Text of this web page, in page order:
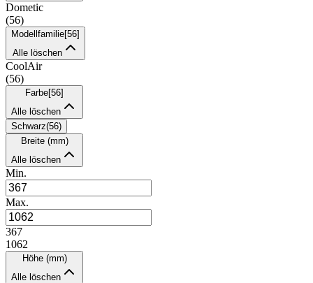
Dometic
(56)
Modellfamilie[56]
Alle löschen
CoolAir
(56)
Farbe[56]
Alle löschen
Schwarz(56)
Breite (mm)
Alle löschen
Min.
Max.
367
1062
Höhe (mm)
Alle löschen